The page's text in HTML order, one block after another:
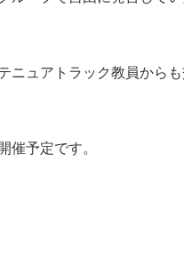
ニュアトラック教員から
催予定です。